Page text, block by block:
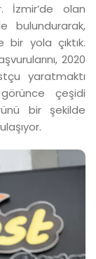
İzmir’de olan
bulundurarak,
yola çıktık.
2020
yaratmaktı
çeşidi
bir şekilde